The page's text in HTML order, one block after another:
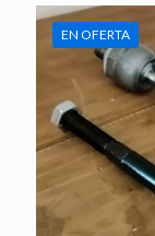
EN OFERTA